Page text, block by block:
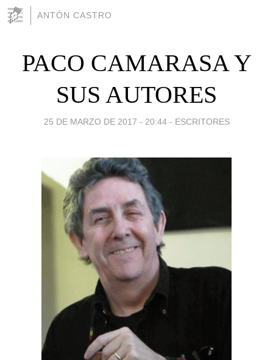
ANTÓN CASTRO
PACO CAMARASA Y
SUS AUTORES
25 DE MARZO DE 2017 - 20:44 - ESCRITORES